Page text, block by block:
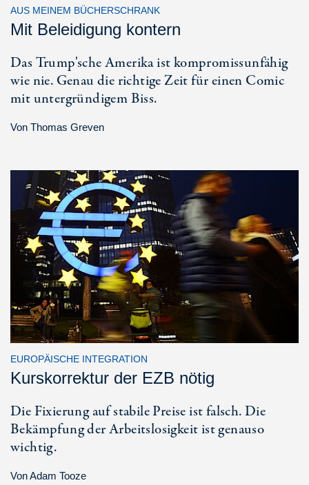
AUS MEINEM BÜCHERSCHRANK
Mit Beleidigung kontern
Das Trump'sche Amerika ist kompromissunfähig
wie nie. Genau die richtige Zeit für einen Comic
mit untergründigem Biss.
Von Thomas Greven
EUROPÄISCHE INTEGRATION
Kurskorrektur der EZB nötig
Die Fixierung auf stabile Preise ist falsch. Die
Bekämpfung der Arbeitslosigkeit ist genauso
wichtig.
VonAdam Tooze